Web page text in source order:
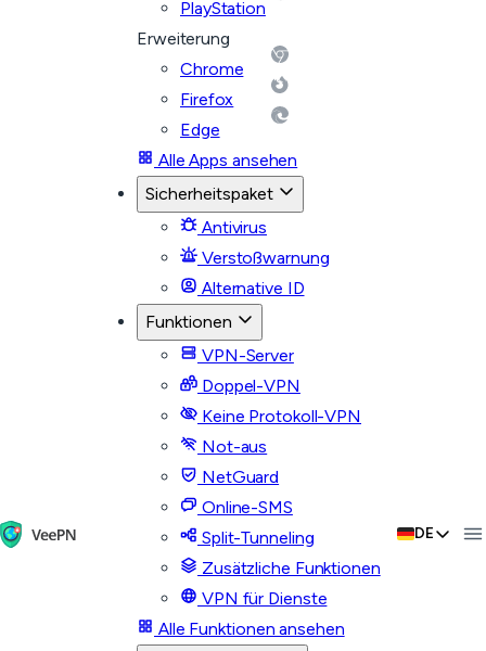
PlayStation
Erweiterung
Chrome
Firefox
Edge
Alle Apps ansehen
Sicherheitspaket
Antivirus
Verstoßwarnung
Alternative ID
Funktionen
VPN-Server
Doppel-VPN
Keine Protokoll-VPN
Not-aus
NetGuard
Online-SMS
Split-Tunneling
Zusätzliche Funktionen
VPN für Dienste
Alle Funktionen ansehen
DE